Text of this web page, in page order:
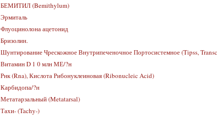
БЕМИТИЛ (Bemithylum)
Эрмиталь
Флуоцинолона ацетонид
Бризолин.
Шунтирование Чрескожное Внутрипеченочное Портосистемное (Tipss,
Витамин D 1 0 млн МЕ/?н
Рнк (Rna), Кислота Рибонуклеиновая (Ribonucleic Acid)
Карбидопа/?н
Метатарзальный (Metatarsal)
Тахи- (Tachy-)